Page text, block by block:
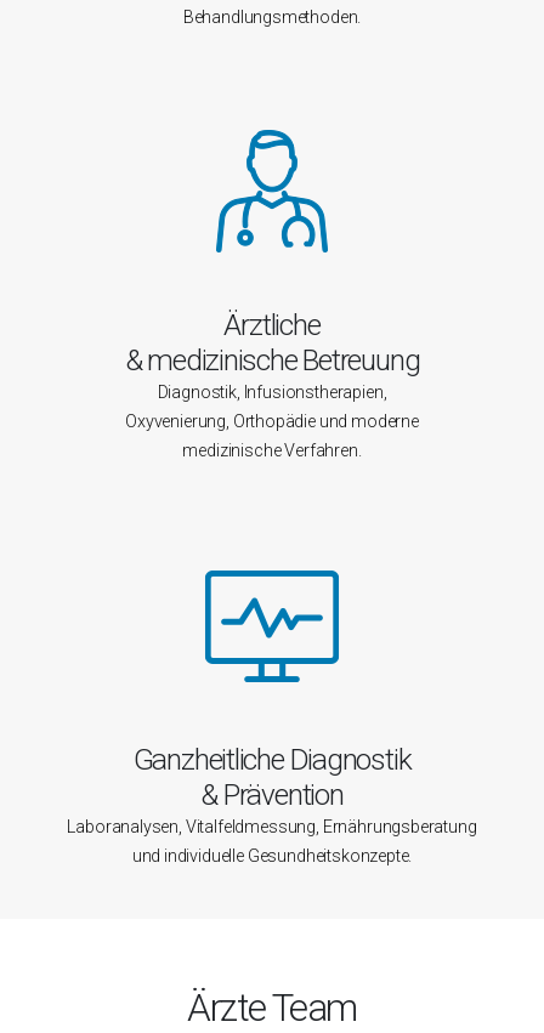
Behandlungsmethoden.
Ärztliche
& medizinische Betreuung
Diagnostik, Infusionstherapien,
Oxyvenierung, Orthopädie und moderne
medizinische Verfahren.
Ganzheitliche Diagnostik
& Prävention
Laboranalysen, Vitalfeldmessung, Ernährungsberatung
und individuelle Gesundheitskonzepte.
Ärzte Team